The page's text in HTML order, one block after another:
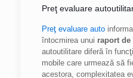
Preţ evaluare
Preţ evaluare auto
întocmirea unui raport de
autoutilitare diferă în
mobile care urmează să
acestora, complexitatea